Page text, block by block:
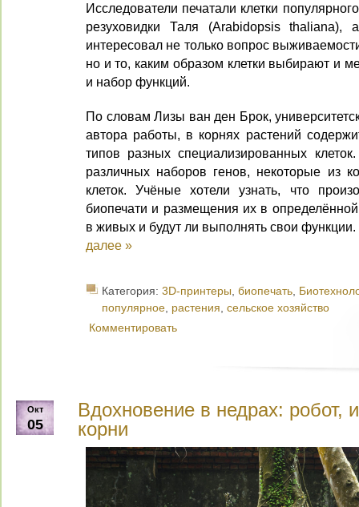
Исследователи печатали клетки
резуховидки Таля (Arabidopsis thaliana),
интересовал не только вопрос
но и то, каким образом клетки выбирают и
и набор функций.
По словам Лизы ван ден Брок,
автора работы, в корнях растений
типов разных специализированных
различных наборов генов, некоторые из
клеток. Учёные хотели узнать, что
биопечати и размещения их в
в живых и будут ли выполнять свои функции.
далее »
Категория: 3D-принтеры, биопечать,
популярное, растения, сельское хозяйство
Комментировать
Окт
05
Вдохновение в недрах: робот,
корни